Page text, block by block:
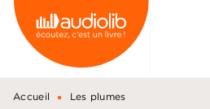
MENU RECHERCHE
PIED DE PAGE
Accueil • Les plumes